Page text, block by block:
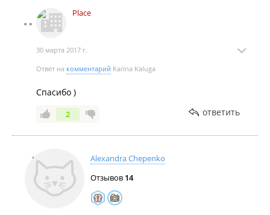
Place
30 марта 2017 г.
Ответ на комментарий Karina Kaluga
Спасибо )
2 ответить
Alexandra Chepenko
Отзывов 14